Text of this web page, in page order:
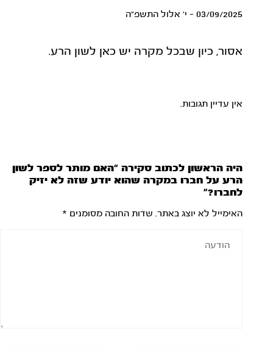
03/09/2025 - י' אלול התשפ"ה
אסור, כיון שבכל מקרה יש כאן לשון הרע.
אין עדיין תגובות.
היה הראשון לכתוב סקירה “האם מותר לספר לשון
הרע על חברו במקרה שהוא יודע שזה לא יזיק
לחברו?”
האימייל לא יוצג באתר. שדות החובה מסומנים *